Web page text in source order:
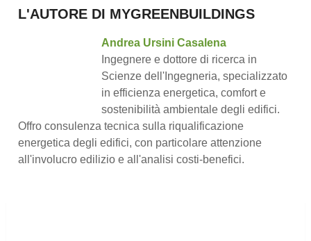
L'AUTORE DI MYGREENBUILDINGS
Andrea Ursini Casalena
Ingegnere e dottore di ricerca in
Scienze dell'Ingegneria, specializzato
in efficienza energetica, comfort e
sostenibilità ambientale degli edifici.
Offro consulenza tecnica sulla riqualificazione
energetica degli edifici, con particolare attenzione
all'involucro edilizio e all'analisi costi-benefici.